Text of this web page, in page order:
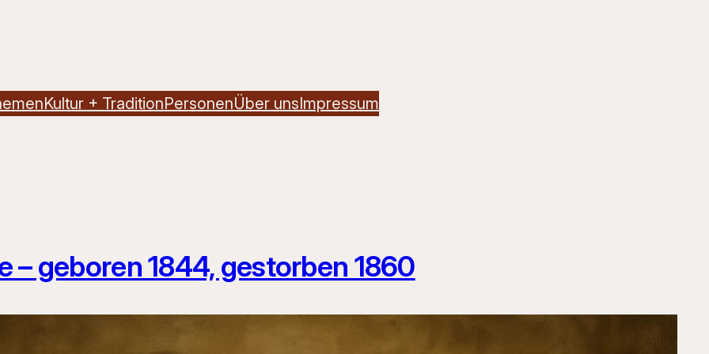
Kultur + TraditionPersonenÜber unsImpressum
– geboren 1844, gestorben 1860